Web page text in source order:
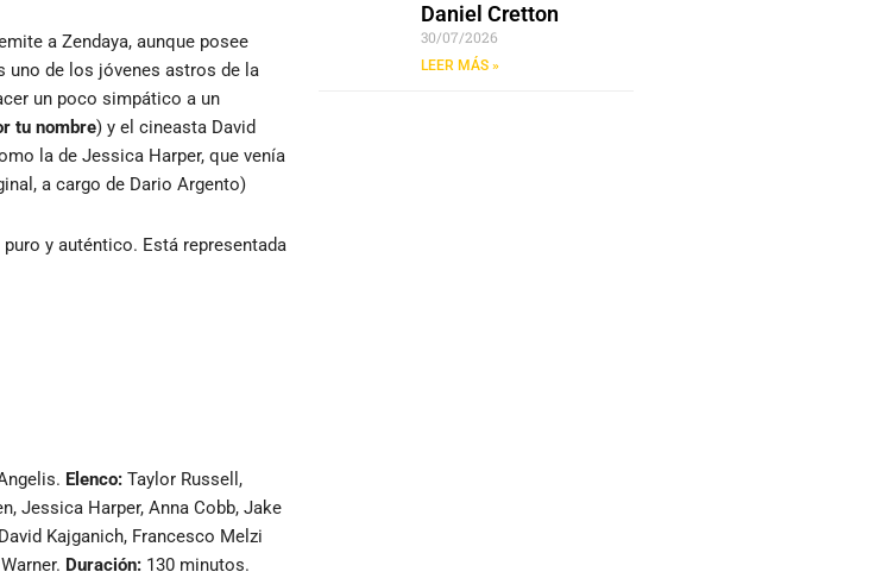
a Zendaya, aunque posee
uno de los jóvenes astros de la
un poco simpático a un
tu nombre) y el cineasta David
la de Jessica Harper, que venía
a cargo de Dario Argento)
y auténtico. Está representada
Elenco: Taylor Russell,
Jessica Harper, Anna Cobb, Jake
Kajganich, Francesco Melzi
Warner. Duración: 130 minutos.
Daniel Cretton
30/07/2026
LEER MÁS »